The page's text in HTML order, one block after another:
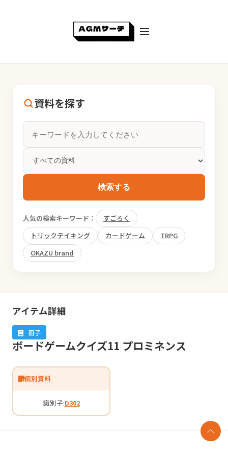
資料を探す
検索する
人気の検索キーワード：
すごろく
トリックテイキング
カードゲーム
TRPG
OKAZU brand
アイテム詳細
冊子
ボードゲームクイズ11 プロミネンス
個別資料
識別子:D302